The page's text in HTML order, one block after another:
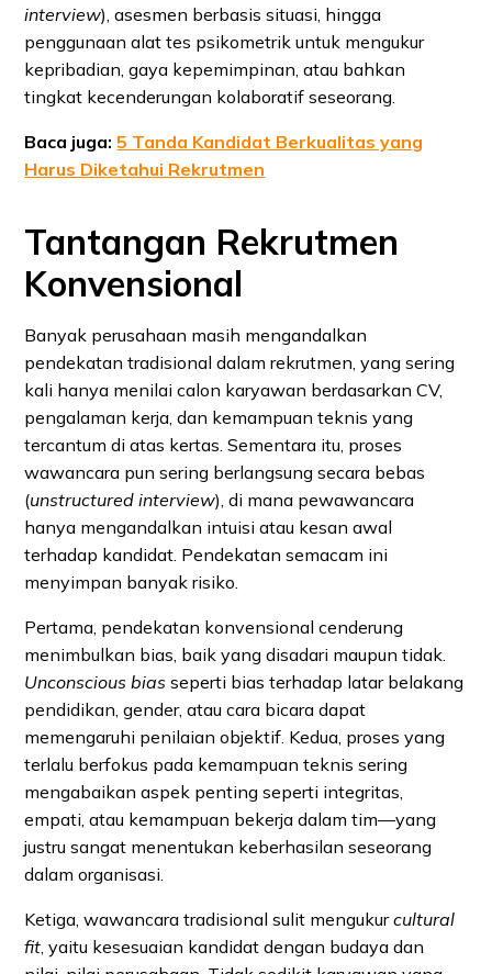
interview), asesmen berbasis situasi, hingga
penggunaan alat tes psikometrik untuk mengukur
kepribadian, gaya kepemimpinan, atau bahkan
tingkat kecenderungan kolaboratif seseorang.
Baca juga:5 Tanda Kandidat Berkualitas yang
Harus Diketahui Rekrutmen
Tantangan Rekrutmen
Konvensional
Banyak perusahaan masih mengandalkan
pendekatan tradisional dalam rekrutmen, yang sering
kali hanya menilai calon karyawan berdasarkan CV,
pengalaman kerja, dan kemampuan teknis yang
tercantum di atas kertas. Sementara itu, proses
wawancara pun sering berlangsung secara bebas
(unstructured interview), di mana pewawancara
hanya mengandalkan intuisi atau kesan awal
terhadap kandidat. Pendekatan semacam ini
menyimpan banyak risiko.
Pertama, pendekatan konvensional cenderung
menimbulkan bias, baik yang disadari maupun tidak.
Unconscious bias seperti bias terhadap latar belakang
pendidikan, gender, atau cara bicara dapat
memengaruhi penilaian objektif. Kedua, proses yang
terlalu berfokus pada kemampuan teknis sering
mengabaikan aspek penting seperti integritas,
empati, atau kemampuan bekerja dalam tim—yang
justru sangat menentukan keberhasilan seseorang
dalam organisasi.
Ketiga, wawancara tradisional sulit mengukurcultural
fit , yaitu kesesuaian kandidat dengan budaya dan